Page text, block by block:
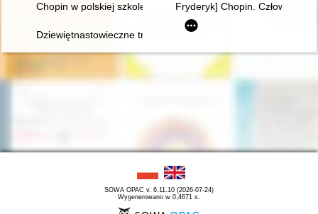
Chopin w polskiej szkole i kulturzeFryderyk] Chopin. Człowiek,
Dziewiętnastowieczne transkrypcje utworów Fryderyka
SOWA OPAC v. 6.11.10 (2026-07-24)
Wygenerowano w 0,4671 s.